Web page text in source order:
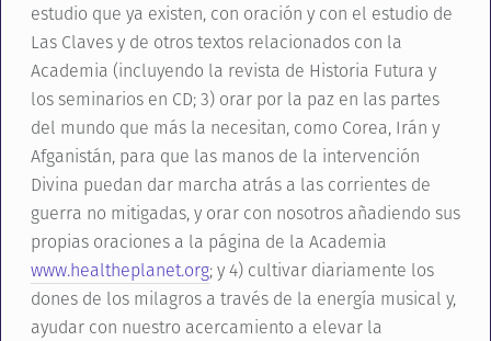
estudio que ya existen, con oración y con el estudio de
Las Claves y de otros textos relacionados con la
Academia (incluyendo la revista de Historia Futura y
los seminarios en CD; 3) orar por la paz en las partes
del mundo que más la necesitan, como Corea, Irán y
Afganistán, para que las manos de la intervención
Divina puedan dar marcha atrás a las corrientes de
guerra no mitigadas, y orar con nosotros añadiendo sus
propias oraciones a la página de la Academia
www.healtheplanet.org; y 4) cultivar diariamente los
dones de los milagros a través de la energía musical y,
ayudar con nuestro acercamiento a elevar la